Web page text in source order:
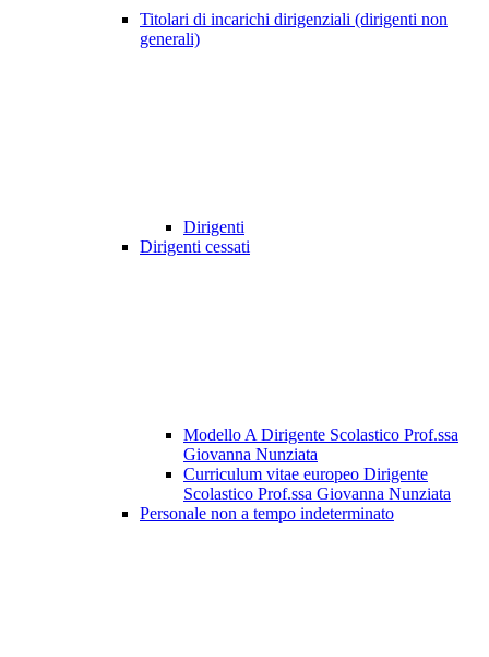
Titolari di incarichi dirigenziali (dirigenti non
generali)
Dirigenti
Dirigenti cessati
Modello A Dirigente Scolastico Prof.ssa
Giovanna Nunziata
Curriculum vitae europeo Dirigente
Scolastico Prof.ssa Giovanna Nunziata
Personale non a tempo indeterminato